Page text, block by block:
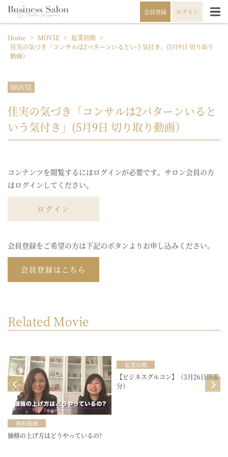
会員登録 ログイン
Home > MOVIE > 起業初期 >
佳実の気づき「コンサルは2パターンいるという気付き」(5月9日 切り取り
動画）
MOVIE
佳実の気づき「コンサルは2パターンいると
いう気付き」(5月9日 切り取り動画）
コンテンツを閲覧するにはログインが必要です。サロン会員の方
はログインしてください。
ログイン
会員登録をご希望の方は下記のボタンよりお申し込みください。
会員登録はこちら
Related Movie
無料動画
価格の上げ方はどうやっているの?
起業初期
【ビジネスグルコン】（3月26日開催
分）